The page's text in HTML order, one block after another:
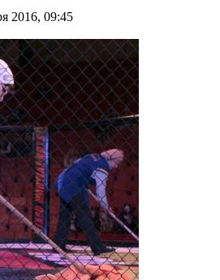
2016, 09:45